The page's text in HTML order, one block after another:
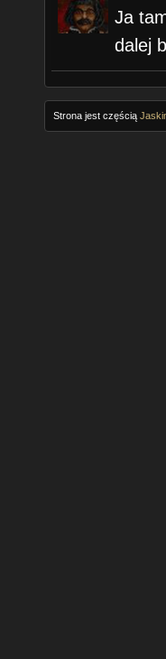
Ja
dalej
Strona jest częścią